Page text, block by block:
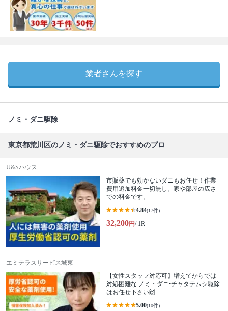
業者さんを探す
ノミ・ダニ駆除
東京都荒川区のノミ・ダニ駆除でおすすめのプロ
U&Sハウス
市販薬でも効かないダニもお任せ！作業
費用追加料金一切無し。家や部屋の広さ
での料金です。
4.84(17件)
32,200円/ 1R
エミテラスサービス城東
【女性スタッフ対応可】増えてからでは
対処困難な ノミ・ダニ•チャタテムシ駆除
はお任せ下さい🙌
5.00(10件)